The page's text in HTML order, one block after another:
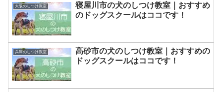
大阪のしつけ教室
寝屋川市の犬のしつけ教室｜おすすめ
のドッグスクールはココです！
兵庫のしつけ教室
高砂市の犬のしつけ教室｜おすすめの
ドッグスクールはココです！